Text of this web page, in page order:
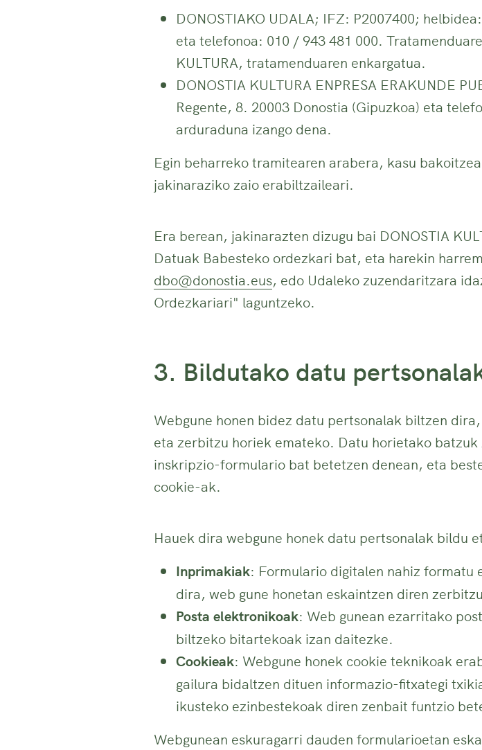
DONOSTIAKO UDALA; IFZ: P2007400;
eta telefonoa: 010 / 943 481 000.
KULTURA, tratamenduaren enkargatua.
DONOSTIA KULTURA ENPRESA ERAKUNDE
Regente, 8. 20003 Donostia (Gipuzkoa) eta
arduraduna izango dena.
Egin beharreko tramitearen arabera, kasu
jakinaraziko zaio erabiltzaileari.
Era berean, jakinarazten dizugu bai DONOSTIA
Datuak Babesteko ordezkari bat, eta harekin
dbo@donostia.eus, edo Udaleko zuzendaritzara
Ordezkariari" laguntzeko.
3. Bildutako datu
Webgune honen bidez datu pertsonalak biltzen
eta zerbitzu horiek emateko. Datu horietako
inskripzio-formulario bat betetzen denean, eta
cookie-ak.
Hauek dira webgune honek datu pertsonalak bildu
Inprimakiak: Formulario digitalen nahiz
dira, web gune honetan eskaintzen diren
Posta elektronikoak: Web gunean ezarritako
biltzeko bitartekoak izan daitezke.
Cookieak: Webgune honek cookie teknikoak
gailura bidaltzen dituen informazio-fitxategi
ikusteko ezinbestekoak diren zenbait funtzio
Webgunean eskuragarri dauden formularioetan